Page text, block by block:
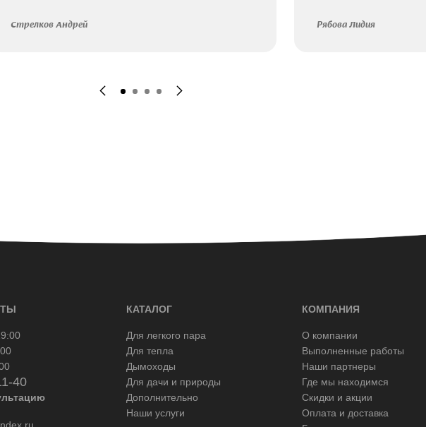
Стрелков Андрей Рябова Лидия
40
КАТАЛОГ
Для легкого пара
Для тепла
Дымоходы
Для дачи и природы
Дополнительно
Наши услуги
КОМПАНИЯ
О компании
Выполненные работы
Наши партнеры
Где мы находимся
Скидки и акции
Оплата и доставка